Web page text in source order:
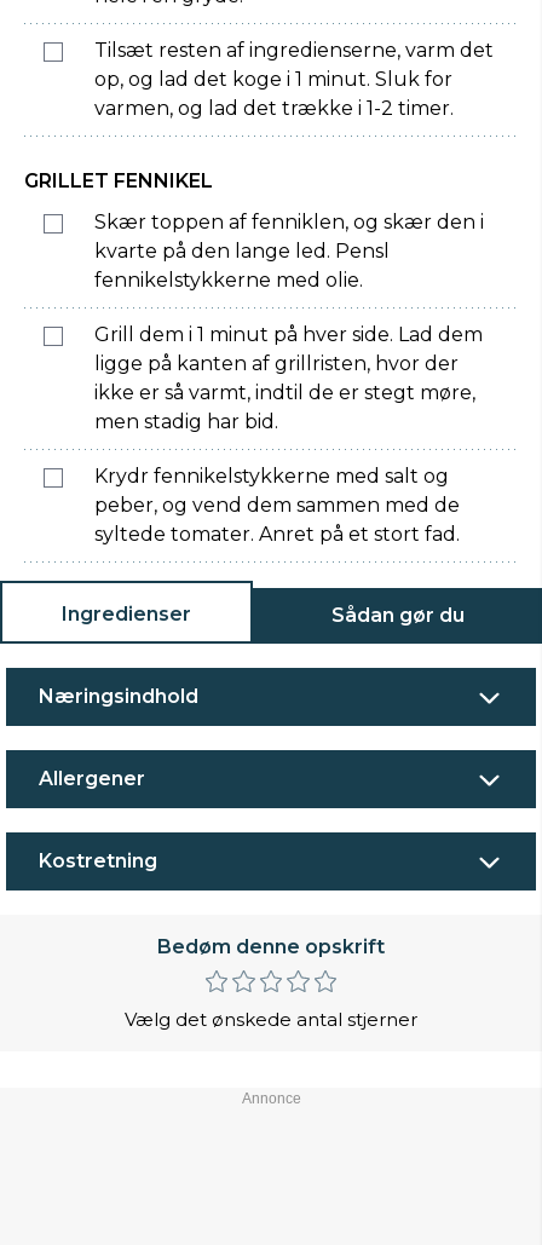
Tilsæt resten af ingredienserne, varm det
op, og lad det koge i 1 minut. Sluk for
varmen, og lad det trække i 1-2 timer.
GRILLET FENNIKEL
Skær toppen af fenniklen, og skær den i
kvarte på den lange led. Pensl
fennikelstykkerne med olie.
Grill dem i 1 minut på hver side. Lad dem
ligge på kanten af grillristen, hvor der
ikke er så varmt, indtil de er stegt møre,
men stadig har bid.
Krydr fennikelstykkerne med salt og
peber, og vend dem sammen med de
syltede tomater. Anret på et stort fad.
Ingredienser Sådan gør du
Næringsindhold
Allergener
Kostretning
Bedøm denne opskrift
Vælg det ønskede antal stjerner